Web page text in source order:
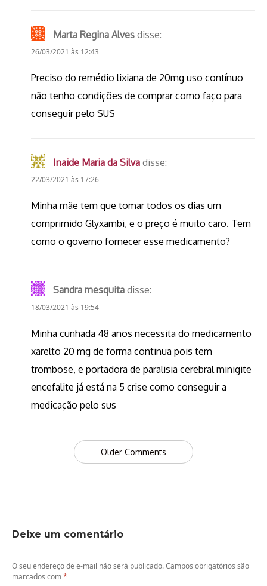
Marta Regina Alves disse:
26/03/2021 às 12:43
Preciso do remédio lixiana de 20mg uso contínuo
não tenho condições de comprar como faço para
conseguir pelo SUS
Inaide Maria da Silva disse:
22/03/2021 às 17:26
Minha mãe tem que tomar todos os dias um
comprimido Glyxambi, e o preço é muito caro. Tem
como o governo fornecer esse medicamento?
Sandra mesquita disse:
18/03/2021 às 19:54
Minha cunhada 48 anos necessita do medicamento
xarelto 20 mg de forma continua pois tem
trombose, e portadora de paralisia cerebral minigite
encefalite já está na 5 crise como conseguir a
medicação pelo sus
Comment
navigation
Older Comments
Deixe um comentário
O seu endereço de e-mail não será publicado.Campos obrigatórios são
marcados com*